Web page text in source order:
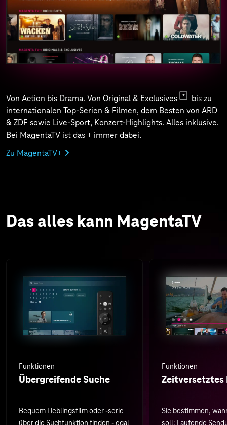
Von Action bis Drama. Von Original & Exclusives
bis zu
internationalen Top-Serien & Filmen, dem Besten von ARD
& ZDF sowie Live-Sport, Konzert-Highlights. Alles inklusive.
Bei MagentaTV ist das + immer dabei.
Zu MagentaTV+
Das alles kann MagentaTV
Übergreifende Suche
Funktionen
Bequem Lieblingsfilm oder -serie
über die Suchfunktion finden - egal
Zeitversetztes
Funktionen
Sie bestimmen,
soll: Laufende